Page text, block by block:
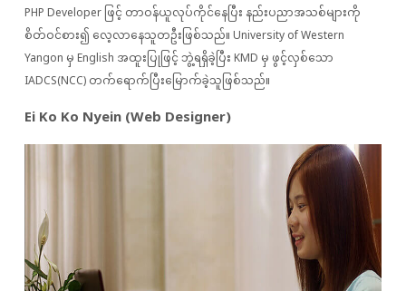
PHP Developer ဖြင့် တာဝန်ယူလုပ်ကိုင်နေပြီး နည်းပညာအသစ်များကို
စိတ်ဝင်စား၍ လေ့လာနေသူတဦးဖြစ်သည်။ University of Western
Yangon မှ English အထူးပြုဖြင့် ဘွဲ့ရရှိခဲ့ပြီး KMD မှ ဖွင့်လှစ်သော
IADCS(NCC) တက်ရောက်ပြီးမြောက်ခဲ့သူဖြစ်သည်။
Ei Ko Ko Nyein (Web Designer)